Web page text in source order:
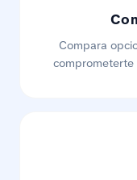
Compara
comprometerte